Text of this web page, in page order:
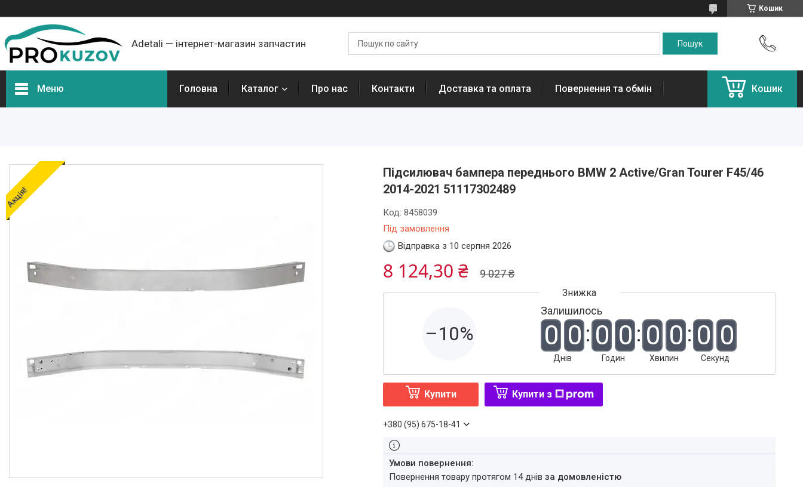
Кошик
Adetali — інтернет-магазин запчастин
Меню
Відгуки
Головна Каталог Про нас Контакти Доставка та оплата Повернення та обмін Кошик
Акція!
Підсилювач бампера переднього BMW 2 Active/Gran Tourer F45/46
2014-2021 51117302489
Під замовлення
Код:8458039
Відправка з 10 серпня 2026
9 027 ₴
8 124,30 ₴
–10%
Залишилось
0 0
Днів
0 0
Годин
0 0
Хвилин
0 0
Секунд
Купити Купити з
+380 (95) 675-18-41
повернення товару протягом 14 днівза домовленістю